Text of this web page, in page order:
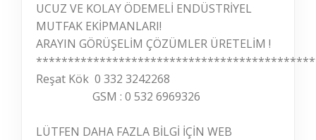
UCUZ VE KOLAY ÖDEMELİ ENDÜSTRİYEL
MUTFAK EKİPMANLARI!
ARAYIN GÖRÜŞELİM ÇÖZÜMLER ÜRETELİM !
Reşat Kök 0 332 3242268
GSM : 0 532 6969326
LÜTFEN DAHA FAZLA BİLGİ İÇİN WEB